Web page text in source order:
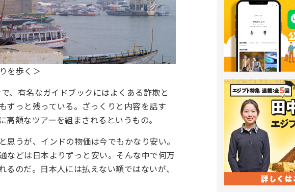
を歩く＞
、有名なガイドブックにはよくある詐欺と
ずっと残っている。ざっくりと内容を話す
額なツアーを組まされるというもの。
うが、インドの物価は今でもかなり安い。
などは日本よりずっと安い。そんな中で何万
のだ。日本人には払えない額ではないが、